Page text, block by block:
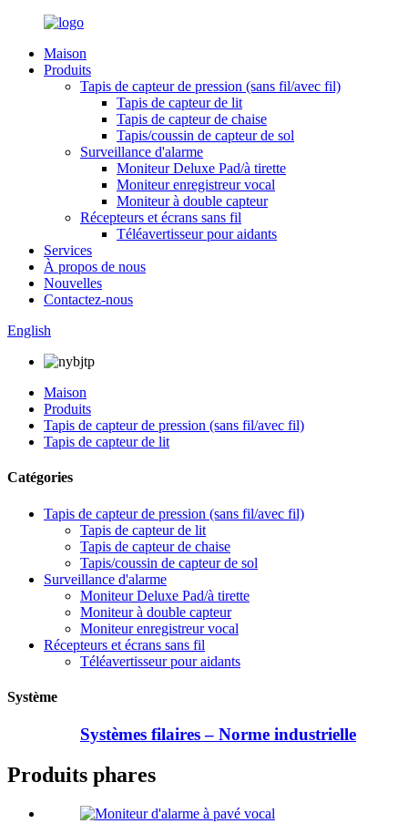
Maison
Produits
Tapis de capteur de pression (sans fil/avec fil)
Tapis de capteur de lit
Tapis de capteur de chaise
Tapis/coussin de capteur de sol
Surveillance d'alarme
Moniteur Deluxe Pad/à tirette
Moniteur enregistreur vocal
Moniteur à double capteur
Récepteurs et écrans sans fil
Téléavertisseur pour aidants
Services
À propos de nous
Nouvelles
Contactez-nous
English
Maison
Produits
Tapis de capteur de pression (sans fil/avec fil)
Tapis de capteur de lit
Catégories
Tapis de capteur de pression (sans fil/avec fil)
Tapis de capteur de lit
Tapis de capteur de chaise
Tapis/coussin de capteur de sol
Surveillance d'alarme
Moniteur Deluxe Pad/à tirette
Moniteur à double capteur
Moniteur enregistreur vocal
Récepteurs et écrans sans fil
Téléavertisseur pour aidants
Système
Systèmes filaires – Norme industrielle
Produits phares